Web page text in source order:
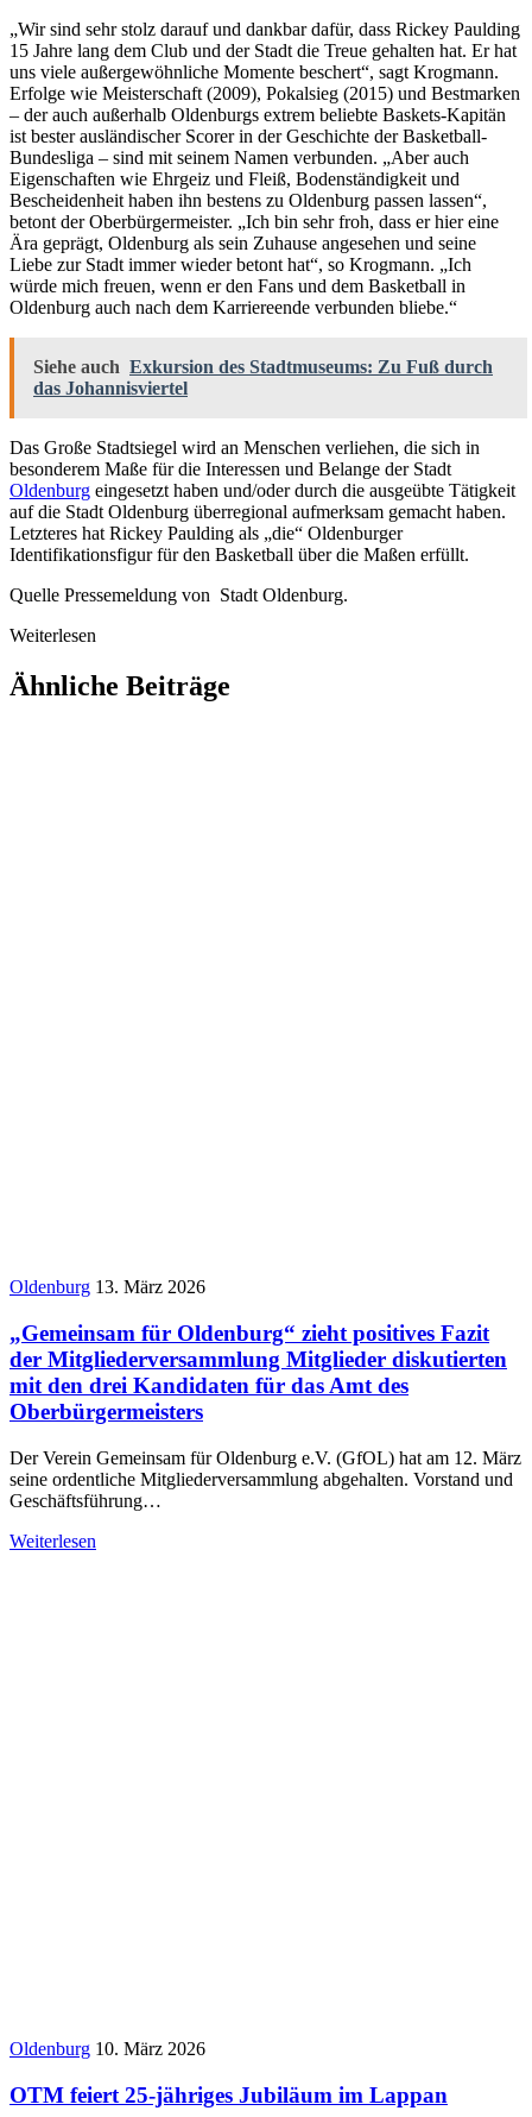
„Wir sind sehr stolz darauf und dankbar dafür, dass Rickey Paulding
15 Jahre lang dem Club und der Stadt die Treue gehalten hat. Er hat
uns viele außergewöhnliche Momente beschert“, sagt Krogmann.
Erfolge wie Meisterschaft (2009), Pokalsieg (2015) und Bestmarken
– der auch außerhalb Oldenburgs extrem beliebte Baskets-Kapitän
ist bester ausländischer Scorer in der Geschichte der Basketball-
Bundesliga – sind mit seinem Namen verbunden. „Aber auch
Eigenschaften wie Ehrgeiz und Fleiß, Bodenständigkeit und
Bescheidenheit haben ihn bestens zu Oldenburg passen lassen“,
betont der Oberbürgermeister. „Ich bin sehr froh, dass er hier eine
Ära geprägt, Oldenburg als sein Zuhause angesehen und seine
Liebe zur Stadt immer wieder betont hat“, so Krogmann. „Ich
würde mich freuen, wenn er den Fans und dem Basketball in
Oldenburg auch nach dem Karriereende verbunden bliebe.“
Siehe auch Exkursion des Stadtmuseums: Zu Fuß durch
das Johannisviertel
Das Große Stadtsiegel wird an Menschen verliehen, die sich in
besonderem Maße für die Interessen und Belange der Stadt
Oldenburg eingesetzt haben und/oder durch die ausgeübte Tätigkeit
auf die Stadt Oldenburg überregional aufmerksam gemacht haben.
Letzteres hat Rickey Paulding als „die“ Oldenburger
Identifikationsfigur für den Basketball über die Maßen erfüllt.
Quelle Pressemeldung von Stadt Oldenburg.
Weiterlesen
Ähnliche Beiträge
Oldenburg 13. März 2026
„Gemeinsam für Oldenburg“ zieht positives Fazit
der Mitgliederversammlung Mitglieder diskutierten
mit den drei Kandidaten für das Amt des
Oberbürgermeisters
Der Verein Gemeinsam für Oldenburg e.V. (GfOL) hat am 12. März
seine ordentliche Mitgliederversammlung abgehalten. Vorstand und
Geschäftsführung…
Weiterlesen
Oldenburg 10. März 2026
OTM feiert 25-jähriges Jubiläum im Lappan